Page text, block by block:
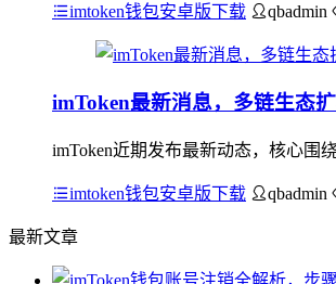
imtoken钱包安卓版下载 qbadmin
imToken最新消息，多链生态
imToken近期发布最新动态，核心围
imtoken钱包安卓版下载 qbadmin
最新文章